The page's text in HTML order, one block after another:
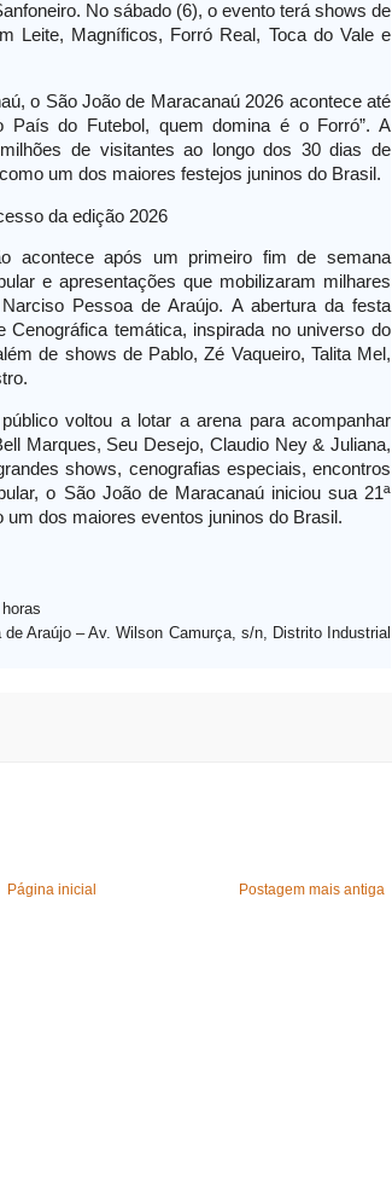
No sábado (6), o evento terá shows de
Leite, Magníficos, Forró Real, Toca do Vale e
o São João de Maracanaú 2026 acontece até
do Futebol, quem domina é o Forró”. A
de visitantes ao longo dos 30 dias de
um dos maiores festejos juninos do Brasil.
da edição 2026
acontece após um primeiro fim de semana
e apresentações que mobilizaram milhares
Pessoa de Araújo. A abertura da festa
Cenográfica temática, inspirada no universo do
de shows de Pablo, Zé Vaqueiro, Talita Mel,
voltou a lotar a arena para acompanhar
Marques, Seu Desejo, Claudio Ney & Juliana,
shows, cenografias especiais, encontros
o São João de Maracanaú iniciou sua 21ª
dos maiores eventos juninos do Brasil.
Araújo – Av. Wilson Camurça, s/n, Distrito Industrial
Postagem mais antiga
Página inicial